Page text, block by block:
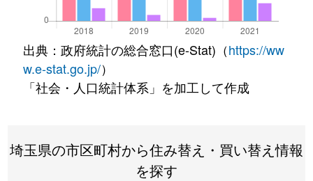
出典：政府統計の総合窓口(e-Stat)（https://ww
w.e-stat.go.jp/）
「社会・人口統計体系」を加工して作成
埼玉県の市区町村から住み替え・買い替え情報
を探す